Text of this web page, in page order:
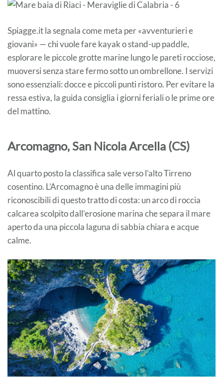
Spiagge.it la segnala come meta per «avventurieri e
giovani» — chi vuole fare kayak o stand-up paddle,
esplorare le piccole grotte marine lungo le pareti rocciose,
muoversi senza stare fermo sotto un ombrellone. I servizi
sono essenziali: docce e piccoli punti ristoro. Per evitare la
ressa estiva, la guida consiglia i giorni feriali o le prime ore
del mattino.
Arcomagno, San Nicola Arcella (CS)
Al quarto posto la classifica sale verso l’alto Tirreno
cosentino. L’Arcomagno è una delle immagini più
riconoscibili di questo tratto di costa: un arco di roccia
calcarea scolpito dall’erosione marina che separa il mare
aperto da una piccola laguna di sabbia chiara e acque
calme.